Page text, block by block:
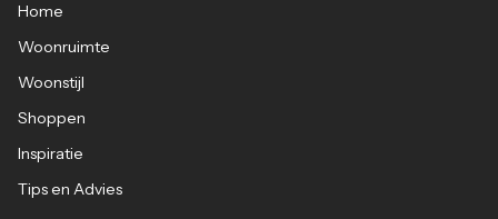
Home
Woonruimte
Woonstijl
Shoppen
Inspiratie
Tips en Advies